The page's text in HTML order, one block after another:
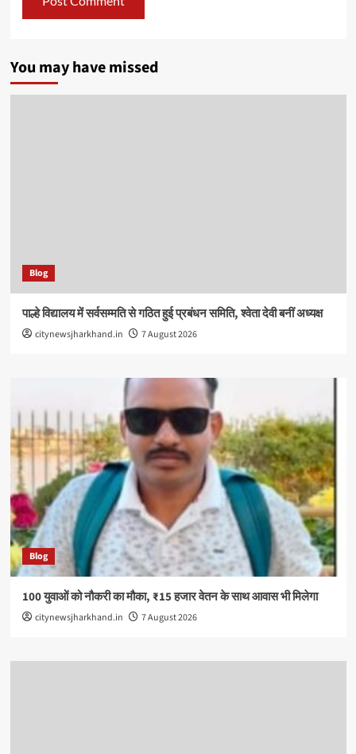
You may have missed
Blog
पाल्हे विद्यालय में सर्वसम्मति से गठित हुई प्रबंधन समिति, श्वेता देवी बनीं अध्यक्ष
citynewsjharkhand.in 7 August 2026
Blog
100 युवाओं को नौकरी का मौका, ₹15 हजार वेतन के साथ आवास भी मिलेगा
citynewsjharkhand.in 7 August 2026